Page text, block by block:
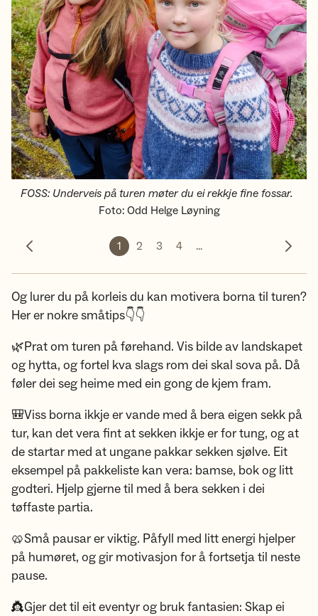
FOSS: Underveis på turen møter du ei rekkje fine fossar.
Foto: Odd Helge Løyning
Forrige bilde
1 2 3 4 ...
Og lurer du på korleis du kan motivera borna til turen?
Her er nokre småtips👇👇
🌿Prat om turen på førehand. Vis bilde av landskapet
og hytta, og fortel kva slags rom dei skal sova på. Då
føler dei seg heime med ein gong de kjem fram.
🎒Viss borna ikkje er vande med å bera eigen sekk på
tur, kan det vera fint at sekken ikkje er for tung, og at
de startar med at ungane pakkar sekken sjølve. Eit
eksempel på pakkeliste kan vera: bamse, bok og litt
godteri. Hjelp gjerne til med å bera sekken i dei
tøffaste partia.
🥨Små pausar er viktig. Påfyll med litt energi hjelper
på humøret, og gir motivasjon for å fortsetja til neste
pause.
👸Gjer det til eit eventyr og bruk fantasien: Skap ei